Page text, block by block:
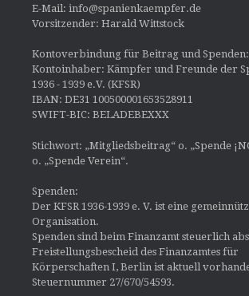
E-Mail: info@spanienkaempfer.de
Vorsitzender: Harald Wittstock
Kontoverbindung für Beitrag und Spenden:
Kontoinhaber: Kämpfer und Freunde der
1936 - 1939 e.V. (KFSR)
IBAN: DE31 100500001653528911
SWIFT-BIC: BELADEBEXXX
Stichwort: „Mitgliedsbeitrag“ o. „Spende
o. „Spende Verein“.
Spenden:
Der KFSR 1936-1939 e. V. ist eine
Organisation.
Spenden sind beim Finanzamt steuerlich
Freistellungsbescheid des Finanzamtes für
Körperschaften I, Berlin ist aktuell
Steuernummer 27/670/54593.